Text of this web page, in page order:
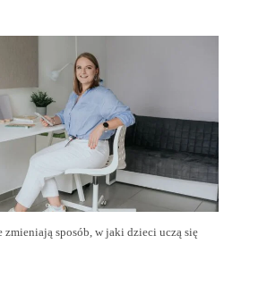
zmieniają sposób, w jaki dzieci uczą się